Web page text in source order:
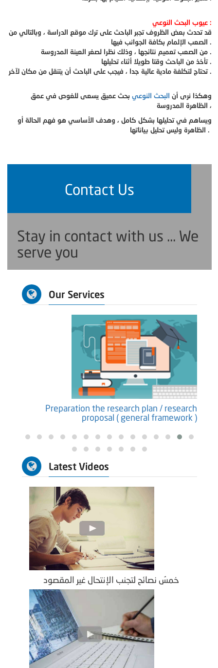
عيوب البحث النوعي :
قد تحدث بعض الظروف تجبر الباحث على ترك موقع الدراسة ، وبالتالي من
الصعب الإلمام بكافة الجوانب فيها .
من الصعب تعميم نتائجها ، وذلك نظرا لصغر العينة المدروسة .
تأخذ من الباحث وقتا طويلا أثناء تحليلها .
تحتاج لتكلفة مادية عالية جدا ، فيجب على الباحث أن يتنقل من مكان لآخر .
وهكذا نرى أن البحث النوعي بحث عميق يسعى للغوص في عمق
الظاهرة المدروسة ،
ويساهم في تحليلها بشكل كامل ، وهدف الأساسي هو فهم الحالة أو
الظاهرة وليس تحليل بياناتها .
Contact Us
Stay in contact with us ... We
serve you
Our Services
Preparation the research plan / research
proposal ( general framework )
Latest Videos
خمسُ نصائح لتجنب الإنتحال غير المقصود